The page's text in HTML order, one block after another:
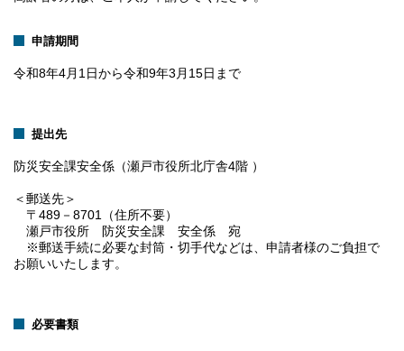
申請期間
令和8年4月1日から令和9年3月15日まで
提出先
防災安全課安全係（瀬戸市役所北庁舎4階 ）
＜郵送先＞
〒489－8701（住所不要）
瀬戸市役所 防災安全課 安全係 宛
※郵送手続に必要な封筒・切手代などは、申請者様のご負担で
お願いいたします。
必要書類